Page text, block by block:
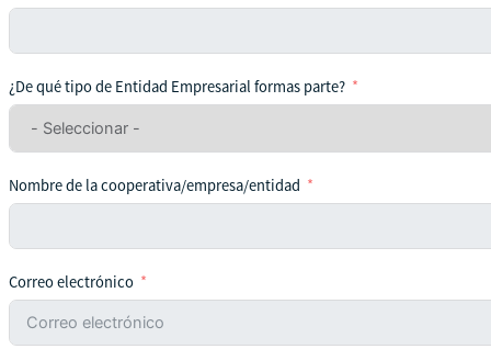
¿De qué tipo de Entidad Empresarial formas parte?
Nombre de la cooperativa/empresa/entidad
Correo electrónico